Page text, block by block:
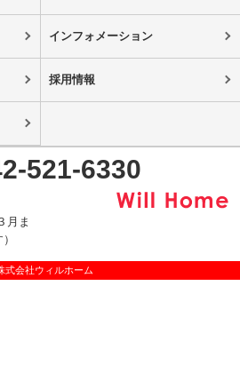
インフォメーション
採用情報
521-6330
月ま
式会社ウィルホーム